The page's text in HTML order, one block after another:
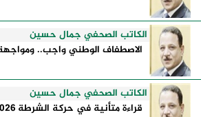
الكاتب الصحفي جمال حسين
الاصطفاف الوطني واجب..
الكاتب الصحفي جمال حسين
قراءة متأنية في حركة الشرطة 2026